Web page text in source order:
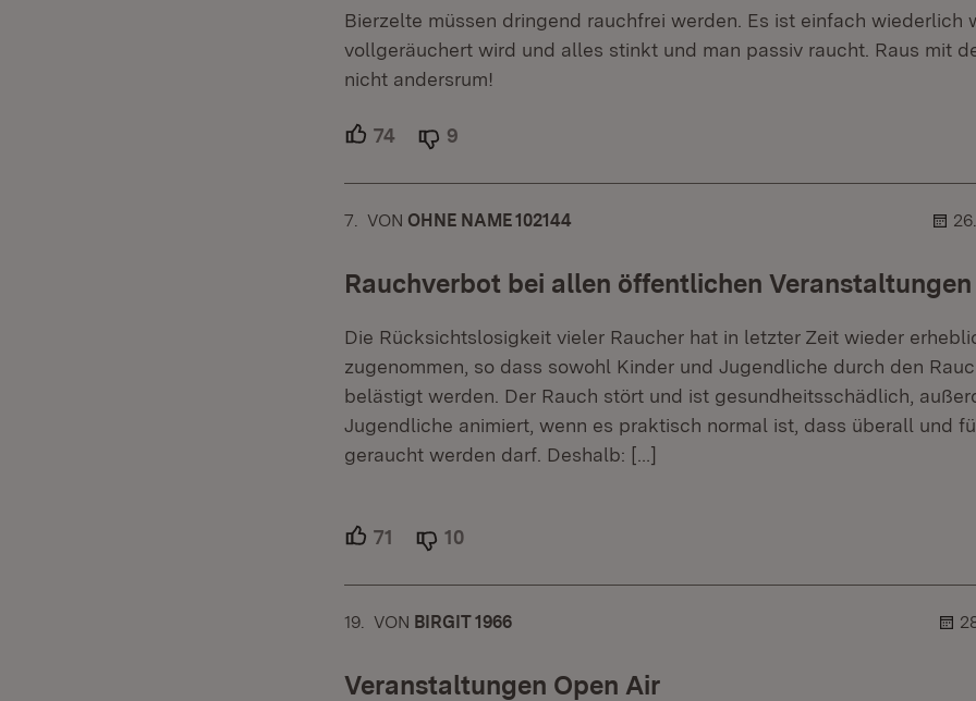
Bierzelte müssen dringend rauchfrei werden. Es ist einfach wiederlich
vollgeräuchert wird und alles stinkt und man passiv raucht. Raus mit
nicht andersrum!
74 Unterstützer.
9
7. KOMMENTAR
VON :OHNE NAME 102144
Rauchverbot bei allen öffentlichen Veranstaltungen
Die Rücksichtslosigkeit vieler Raucher hat in letzter Zeit wieder
zugenommen, so dass sowohl Kinder und Jugendliche durch den
belästigt werden. Der Rauch stört und ist gesundheitsschädlich,
Jugendliche animiert, wenn es praktisch normal ist, dass überall und
geraucht werden darf. Deshalb: […]
71 Unterstützer.
10
19. KOMMENTAR
VON :BIRGIT 1966
Veranstaltungen Open Air